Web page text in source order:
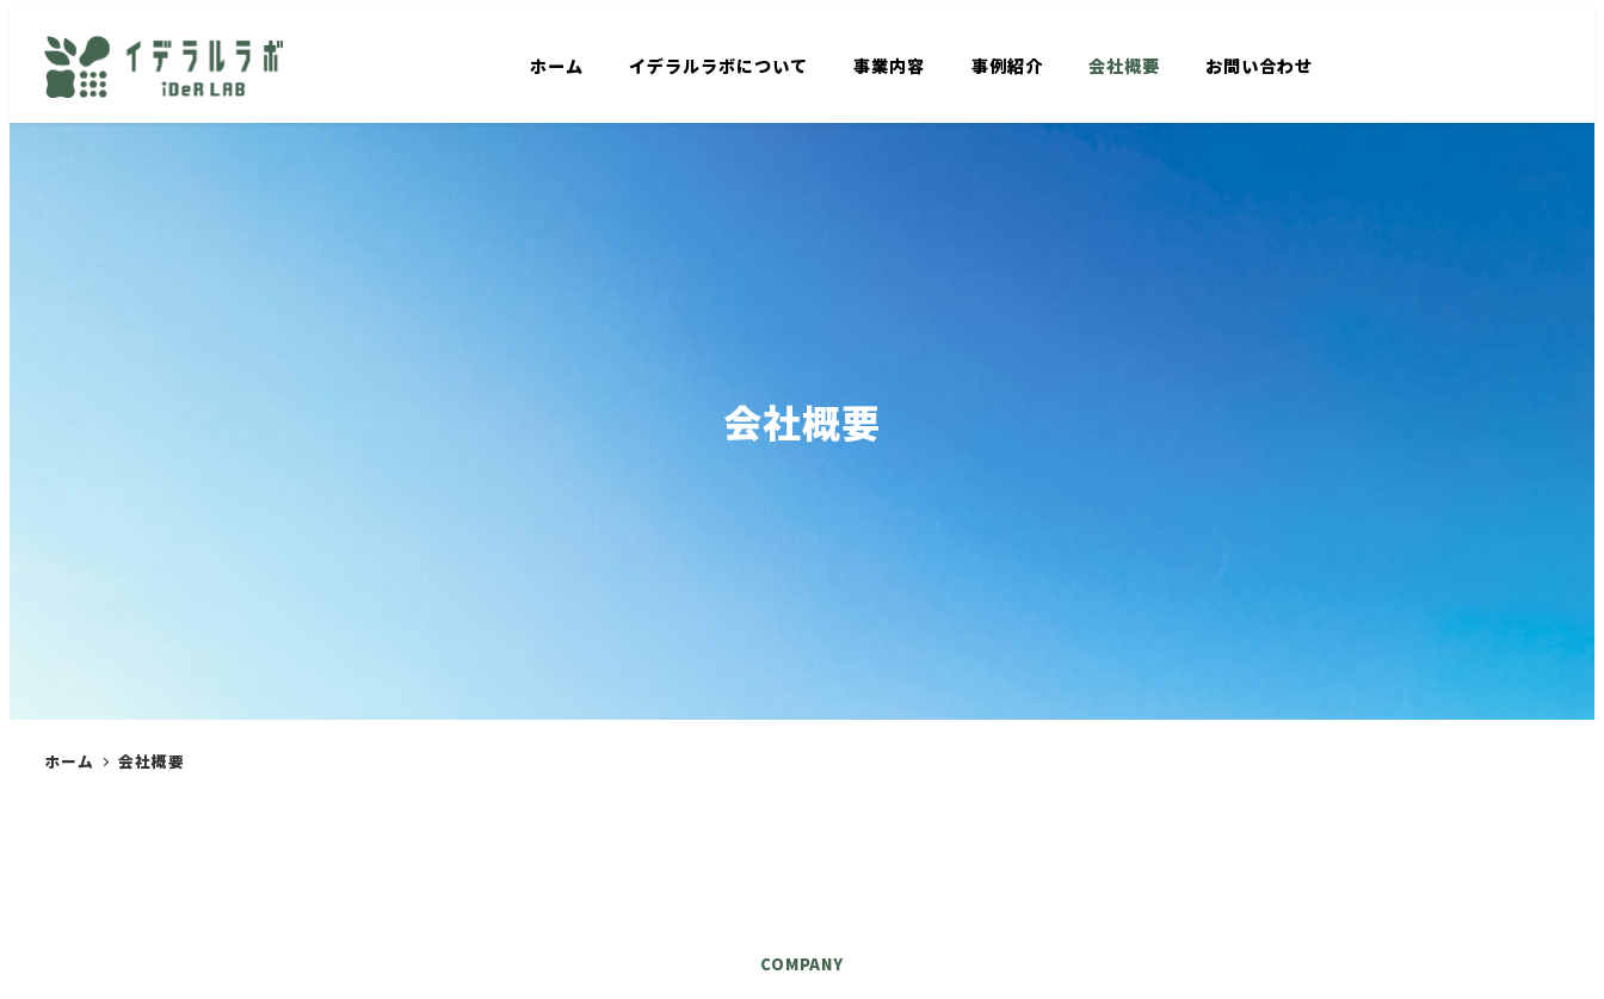
ホーム イデラルラボについて 事業内容 事例紹介 会社概要 お問い合わせ
会社概要
ホーム 会社概要
COMPANY